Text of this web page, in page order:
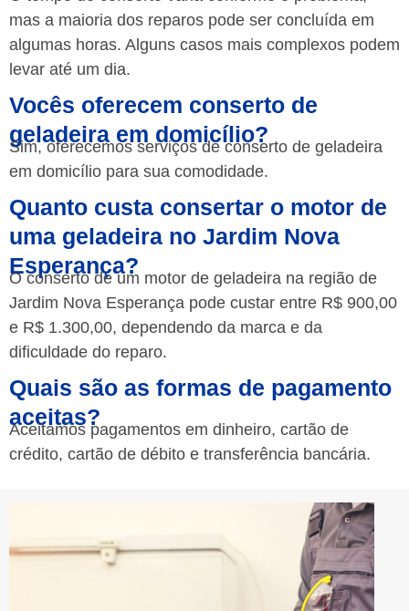
mas a maioria dos reparos pode ser concluída em
algumas horas. Alguns casos mais complexos podem
levar até um dia.
Vocês oferecem conserto de
geladeira em domicílio?
Sim, oferecemos serviços de conserto de geladeira
em domicílio para sua comodidade.
Quanto custa consertar o motor de
uma geladeira no Jardim Nova
Esperança?
O conserto de um motor de geladeira na região de
Jardim Nova Esperança pode custar entre R$ 900,00
e R$ 1.300,00, dependendo da marca e da
dificuldade do reparo.
Quais são as formas de pagamento
aceitas?
Aceitamos pagamentos em dinheiro, cartão de
crédito, cartão de débito e transferência bancária.